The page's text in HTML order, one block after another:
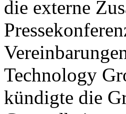
die externe
Technology
kündigte die